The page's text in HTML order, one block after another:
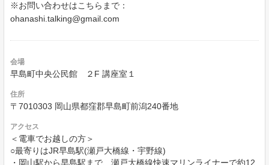
※お問い合わせはこちらまで：
ohanashi.talking@gmail.com
会場
早島町中央公民館 ２F 講座室１
住所
〒7010303 岡山県都窪郡早島町前潟240番地
アクセス
＜電車でお越しの方＞
○最寄りはJR早島駅(瀬戸大橋線・宇野線)
・岡山駅から早島駅まで、瀬戸大橋線快速マリンライナーで約12